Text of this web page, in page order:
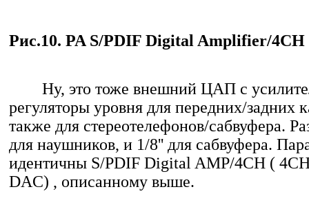
Рис.10. PA S/PDIF Digital Amplifier/4CH
Ну, это тоже внешний ЦАП с
регуляторы уровня для передних/задних
также для стереотелефонов/сабвуфера.
для наушников, и 1/8'' для сабвуфера.
идентичны S/PDIF Digital AMP/4CH (
DAC) , описанному выше.